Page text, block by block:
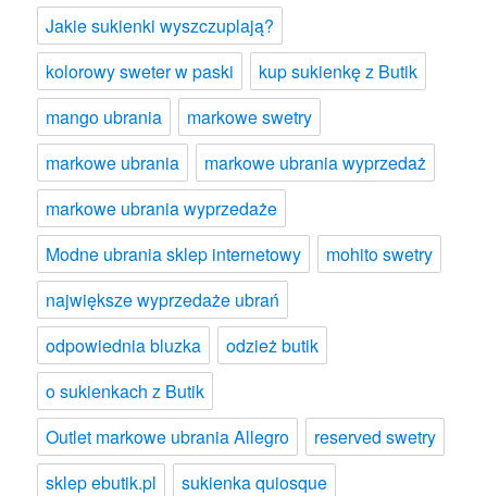
Jakie sukienki wyszczuplają?
kolorowy sweter w paski
kup sukienkę z Butik
mango ubrania
markowe swetry
markowe ubrania
markowe ubrania wyprzedaż
markowe ubrania wyprzedaże
Modne ubrania sklep internetowy
mohito swetry
największe wyprzedaże ubrań
odpowiednia bluzka
odzież butik
o sukienkach z Butik
Outlet markowe ubrania Allegro
reserved swetry
sklep ebutik.pl
sukienka quiosque